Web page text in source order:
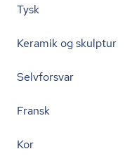
Tysk
Keramik og skulptur
Selvforsvar
Fransk
Kor